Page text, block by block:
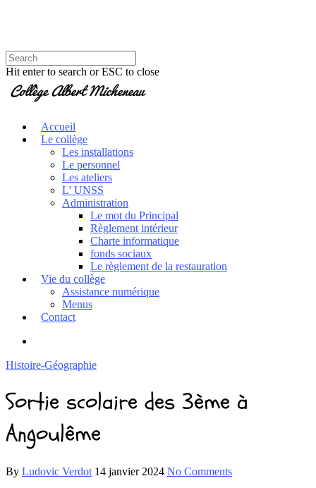
Hit enter to search or ESC to close
Accueil
Le collège
Les installations
Le personnel
Les ateliers
L’ UNSS
Administration
Le mot du Principal
Règlement intérieur
Charte informatique
fonds sociaux
Le règlement de la restauration
Vie du collège
Assistance numérique
Menus
Contact
Histoire-Géographie
Sortie scolaire des 3ème à
Angoulême
By Ludovic Verdot 14 janvier 2024 No Comments